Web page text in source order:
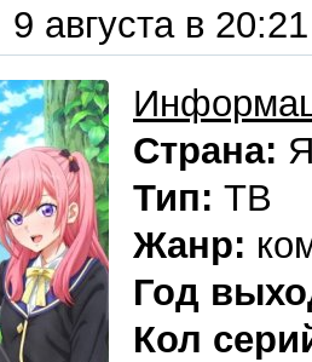
9 августа в 20:21
Страна:
Тип: ТВ
Жанр:
Год
Кол